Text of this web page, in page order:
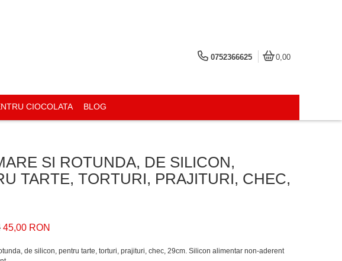
0752366625 0,00
CIOCOLATA BLOG
SI ROTUNDA, DE SILICON,
TARTE, TORTURI, PRAJITURI, CHEC,
45,00 RON
de silicon, pentru tarte, torturi, prajituri, chec, 29cm. Silicon alimentar non-aderent